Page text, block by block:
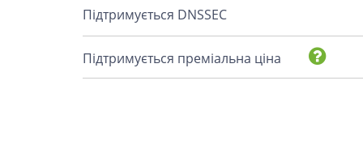
Підтримується DNSSEC
Підтримується преміальна ціна